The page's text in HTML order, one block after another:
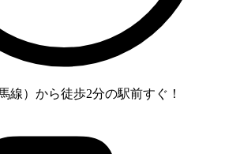
線）から徒歩2分の駅前すぐ！